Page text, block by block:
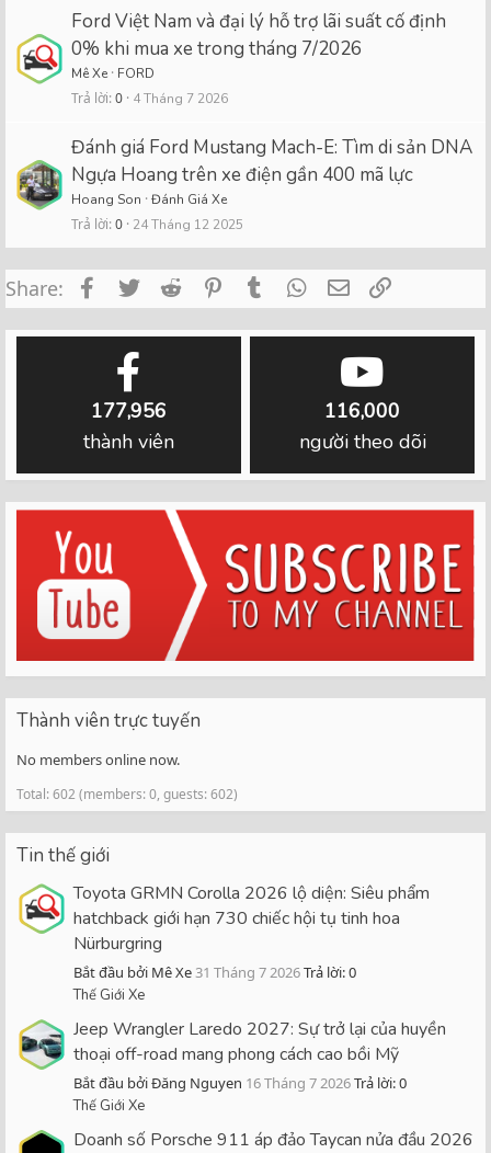
Ford Việt Nam và đại lý hỗ trợ lãi suất cố định
0% khi mua xe trong tháng 7/2026
Mê Xe FORD
Trả lời 0 4 Tháng 7 2026
Đánh giá Ford Mustang Mach-E: Tìm di sản DNA
Ngựa Hoang trên xe điện gần 400 mã lực
Hoang Son Đánh Giá Xe
Trả lời 0 24 Tháng 12 2025
Share: FacebookTwitterReddit PinterestTumblrWhatsApp
Email
177,956
thành viên
116,000
người theo dõi
Thành viên trực tuyến
No members online now.
Total: 602 (members: 0, guests: 602)
Tin thế giới
Toyota GRMN Corolla 2026 lộ diện: Siêu phẩm
hatchback giới hạn 730 chiếc hội tụ tinh hoa
Nürburgring
Bắt đầu bởi Mê Xe31 Tháng 7 2026Trả lời: 0
Thế Giới Xe
Jeep Wrangler Laredo 2027: Sự trở lại của huyền
thoại off-road mang phong cách cao bồi Mỹ
Bắt đầu bởi Đăng Nguyen 16 Tháng 7 2026Trả lời: 0
Thế Giới Xe
Doanh số Porsche 911 áp đảo Taycan nửa đầu 2026